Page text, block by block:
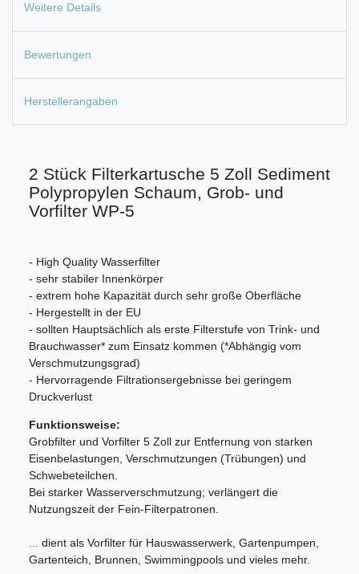
Weitere Details
Bewertungen
Herstellerangaben
2 Stück Filterkartusche 5 Zoll Sediment
Polypropylen Schaum, Grob- und
Vorfilter WP-5
- High Quality Wasserfilter
- sehr stabiler Innenkörper
- extrem hohe Kapazität durch sehr große Oberfläche
- Hergestellt in der EU
- sollten Hauptsächlich als erste Filterstufe von Trink- und
Brauchwasser* zum Einsatz kommen (*Abhängig vom
Verschmutzungsgrad)
- Hervorragende Filtrationsergebnisse bei geringem
Druckverlust
Funktionsweise:
Grobfilter und Vorfilter 5 Zoll zur Entfernung von starken
Eisenbelastungen, Verschmutzungen (Trübungen) und
Schwebeteilchen.
Bei starker Wasserverschmutzung; verlängert die
Nutzungszeit der Fein-Filterpatronen.
... dient als Vorfilter für Hauswasserwerk, Gartenpumpen,
Gartenteich, Brunnen, Swimmingpools und vieles mehr.